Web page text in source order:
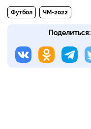
Футбол ЧМ-2022
Поделиться: